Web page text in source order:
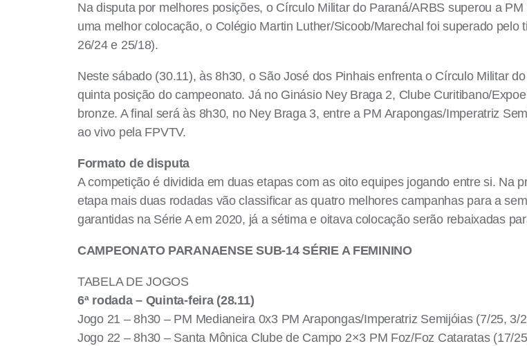
Na disputa por melhores posições, o Círculo Militar do Paraná/ARBS superou a
uma melhor colocação, o Colégio Martin Luther/Sicoob/Marechal foi superado
26/24 e 25/18).
Neste sábado (30.11), às 8h30, o São José dos Pinhais enfrenta o Círculo Militar
quinta posição do campeonato. Já no Ginásio Ney Braga 2, Clube Curitibano/
bronze. A final será às 8h30, no Ney Braga 3, entre a PM Arapongas/Imperatriz
ao vivo pela FPVTV.
Formato de disputa
A competição é dividida em duas etapas com as oito equipes jogando entre si. Na
etapa mais duas rodadas vão classificar as quatro melhores campanhas para a
garantidas na Série A em 2020, já a sétima e oitava colocação serão rebaixadas
CAMPEONATO PARANAENSE SUB-14 SÉRIE A FEMININO
TABELA DE JOGOS
6ª rodada – Quinta-feira (28.11)
Jogo 21 – 8h30 – PM Medianeira 0x3 PM Arapongas/Imperatriz Semijóias (7/25, 3/
Jogo 22 – 8h30 – Santa Mônica Clube de Campo 2×3 PM Foz/Foz Cataratas (17/